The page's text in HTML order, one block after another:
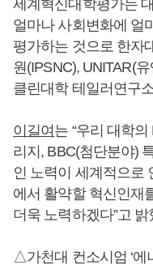
세계혁신대학평가는
얼마나 사회변화에 얼
평가하는 것으로 한자
원(IPSNC), UNITAR(
클린대학 테일러연구
이길여 는 “우리 대학
리지, BBC(첨단분야)
인 노력이 세계적으로
에서 활약할 혁신인재
더욱 노력하겠다”고 밝
△가천대 컨소시엄 ‘에